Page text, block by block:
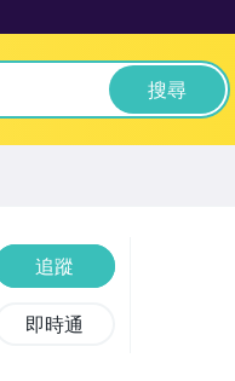
搜尋
追蹤
即時通